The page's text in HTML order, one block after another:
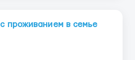
проживанием в семье